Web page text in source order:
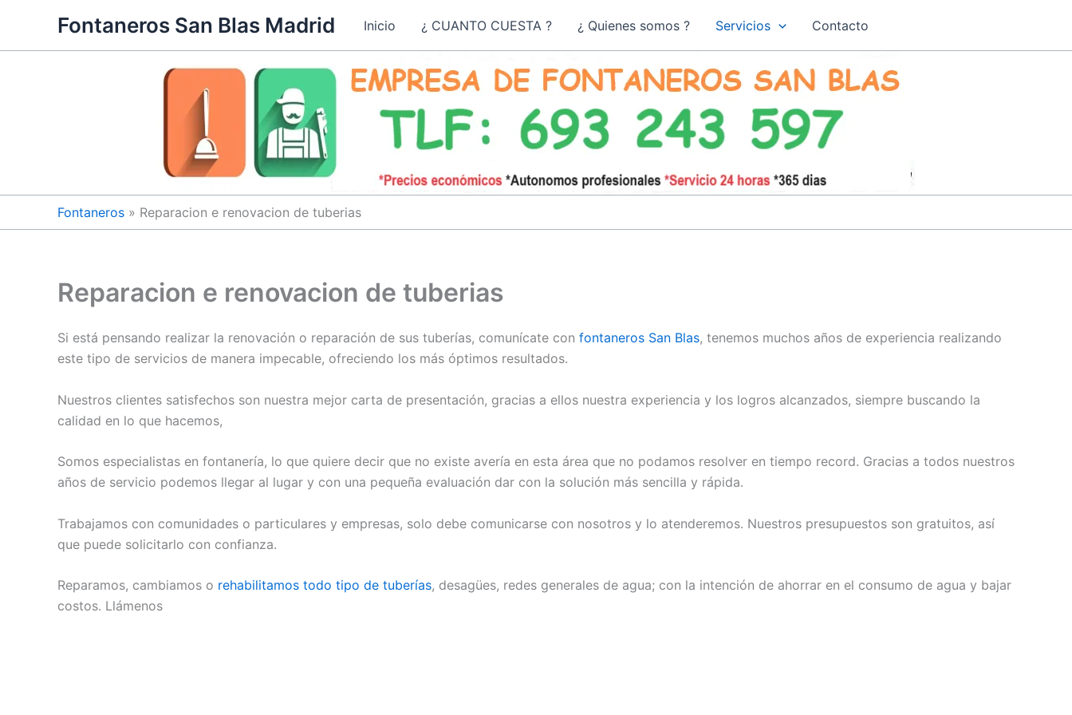
contenido
Fontaneros San Blas Madrid Inicio ¿ CUANTO CUESTA ? ¿ Quienes somos ? Servicios Contacto
Fontaneros » Reparacion e renovacion de tuberias
Reparacion e renovacion de tuberias
Si está pensando realizar la renovación o reparación de sus tuberías, comunícate con fontaneros San Blas, tenemos muchos años de experiencia realizando
este tipo de servicios de manera impecable, ofreciendo los más óptimos resultados.
Nuestros clientes satisfechos son nuestra mejor carta de presentación, gracias a ellos nuestra experiencia y los logros alcanzados, siempre buscando la
calidad en lo que hacemos,
Somos especialistas en fontanería, lo que quiere decir que no existe avería en esta área que no podamos resolver en tiempo record. Gracias a todos nuestros
años de servicio podemos llegar al lugar y con una pequeña evaluación dar con la solución más sencilla y rápida.
Trabajamos con comunidades o particulares y empresas, solo debe comunicarse con nosotros y lo atenderemos. Nuestros presupuestos son gratuitos, así
que puede solicitarlo con confianza.
Reparamos, cambiamos o rehabilitamos todo tipo de tuberías, desagües, redes generales de agua; con la intención de ahorrar en el consumo de agua y bajar
costos. Llámenos